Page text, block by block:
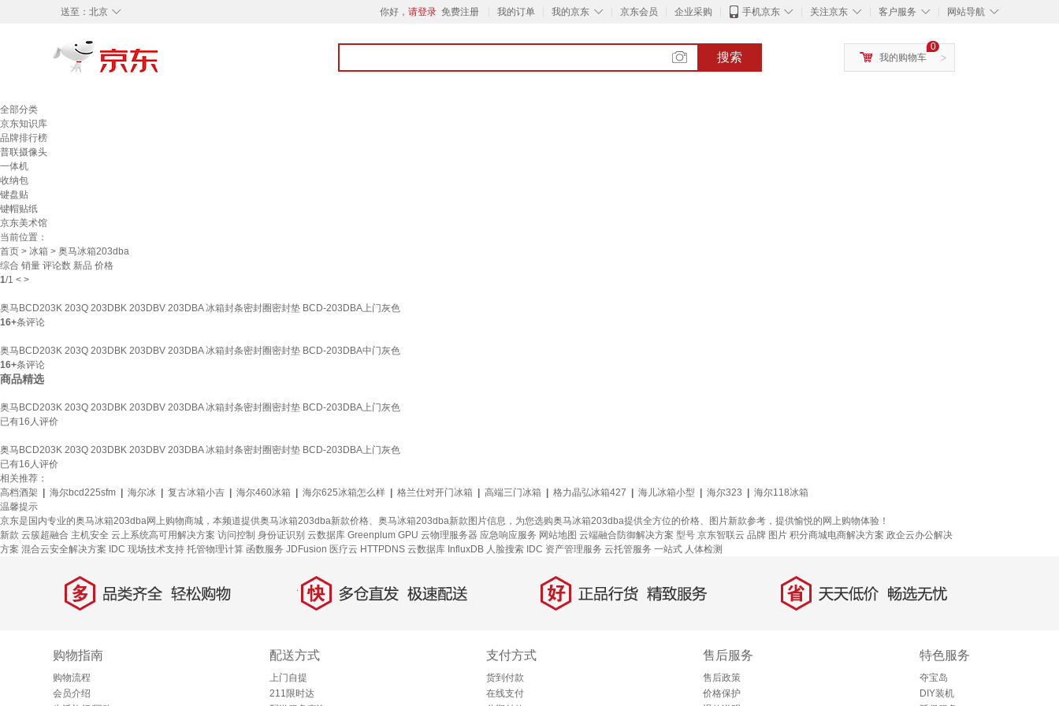
◇
送至： 北京 你好， 请登录 免费注册 我的订单 ◇
我的京东 京东会员 企业采购 ◇
手机京东 ◇
关注京东 ◇
客户服务 ◇
网站导航
搜索 >
0
我的购物车
全部分类
京东知识库
品牌排行榜
普联摄像头
一体机
收纳包
键盘贴
键帽贴纸
京东美术馆
当前位置：
首页 > 冰箱 > 奥马冰箱203dba
综合 销量 评论数 新品 价格
1/1 < >
奥马BCD203K 203Q 203DBK 203DBV 203DBA 冰箱封条密封圈密封垫 BCD-203DBA上门灰色
16+条评论
奥马BCD203K 203Q 203DBK 203DBV 203DBA 冰箱封条密封圈密封垫 BCD-203DBA中门灰色
16+条评论
商品精选
奥马BCD203K 203Q 203DBK 203DBV 203DBA 冰箱封条密封圈密封垫 BCD-203DBA上门灰色
已有16 人评价
奥马BCD203K 203Q 203DBK 203DBV 203DBA 冰箱封条密封圈密封垫 BCD-203DBA上门灰色
已有16 人评价
相关推荐：
高档酒架
海尔bcd225sfm 海尔冰 复古冰箱小吉 海尔460冰箱 海尔625冰箱怎么样 格兰仕对开门冰箱 高端三门冰箱 格力晶弘冰箱427 海儿冰箱小型 海尔323
海尔118冰箱
温馨提示
京东是国内专业的奥马冰箱203dba网上购物商城，本频道提供奥马冰箱203dba新款价格、奥马冰箱203dba新款图片信息，为您选购奥马冰箱203dba提供全方位的价格、图片新款参考，提供愉悦的网上购物体验！
新款 云簇超融合 主机安全 云上系统高可用解决方案 访问控制 身份证识别 云数据库 Greenplum GPU 云物理服务器 应急响应服务 网站地图 云端融合防御解决方案 型号 京东智联云 品牌 图片 积分商城电商解决方案 政企云办公解决
方案 混合云安全解决方案 IDC 现场技术支持 托管物理计算 函数服务 JDFusion 医疗云 HTTPDNS 云数据库 InfluxDB 人脸搜索 IDC 资产管理服务 云托管服务 一站式 人体检测
多 品类齐全，轻松购物 快 多仓直发，极速配送 好 正品行货，精致服务 省 天天低价，畅选无忧
购物指南
购物流程
会员介绍
配送方式
上门自提
211限时达
支付方式
货到付款
在线支付
售后服务
售后政策
价格保护
特色服务
夺宝岛
DIY装机